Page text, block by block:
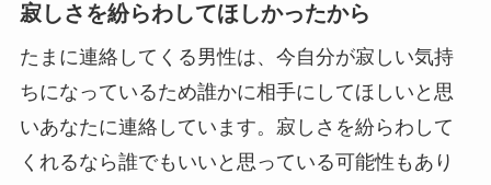
寂しさを紛らわしてほしかったから
たまに連絡してくる男性は、今自分が寂しい気持
ちになっているため誰かに相手にしてほしいと思
いあなたに連絡しています。 寂しさを紛らわして
くれるなら誰でもいい と思っている可能性もあり